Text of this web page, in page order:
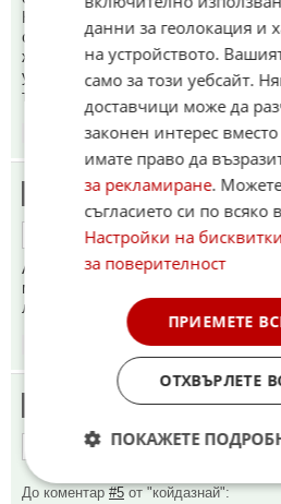
На запад всички пъстри и
с привилегии пред местното
жилища, полицията не ги бие, а ги
уволнят от работа, дори и да не
територията тази идилия още не е
07.06.2026
Сталин
ОТГОВОР
Абе факти заглавието на
мизерното заплащане ,хотелите
л@йноморието не могат да си
Последния
ОТГОВОР
До коментар#5от "койдазнай":
данни за геолокация и
на устройството.
само за този уебсайт.
доставчици може да
законен интерес
имате право да
за рекламиране.
съгласието си по всяко
Настройки на
за поверителност
ПРИЕМЕТЕ
ОТХВЪРЛЕТЕ
ПОКАЖЕТЕ